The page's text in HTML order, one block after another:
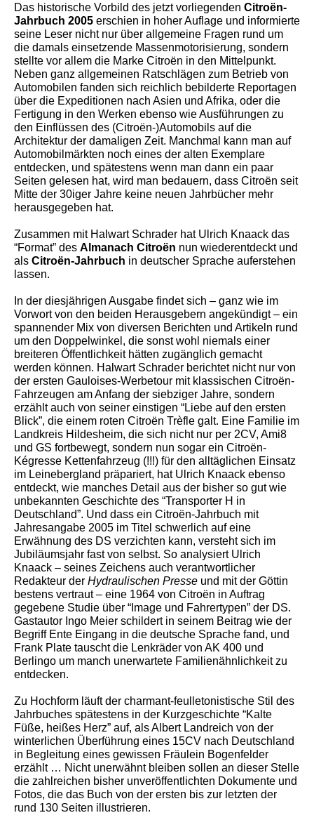
Das historische Vorbild des jetzt vorliegenden Citroën-
Jahrbuch 2005 erschien in hoher Auflage und informierte
seine Leser nicht nur über allgemeine Fragen rund um
die damals einsetzende Massenmotorisierung, sondern
stellte vor allem die Marke Citroën in den Mittelpunkt.
Neben ganz allgemeinen Ratschlägen zum Betrieb von
Automobilen fanden sich reichlich bebilderte Reportagen
über die Expeditionen nach Asien und Afrika, oder die
Fertigung in den Werken ebenso wie Ausführungen zu
den Einflüssen des (Citroën-)Automobils auf die
Architektur der damaligen Zeit. Manchmal kann man auf
Automobilmärkten noch eines der alten Exemplare
entdecken, und spätestens wenn man dann ein paar
Seiten gelesen hat, wird man bedauern, dass Citroën seit
Mitte der 30iger Jahre keine neuen Jahrbücher mehr
herausgegeben hat.
Zusammen mit Halwart Schrader hat Ulrich Knaack das
“Format” des Almanach Citroën nun wiederentdeckt und
als Citroën-Jahrbuch in deutscher Sprache auferstehen
lassen.
In der diesjährigen Ausgabe findet sich – ganz wie im
Vorwort von den beiden Herausgebern angekündigt – ein
spannender Mix von diversen Berichten und Artikeln rund
um den Doppelwinkel, die sonst wohl niemals einer
breiteren Öffentlichkeit hätten zugänglich gemacht
werden können. Halwart Schrader berichtet nicht nur von
der ersten Gauloises-Werbetour mit klassischen Citroën-
Fahrzeugen am Anfang der siebziger Jahre, sondern
erzählt auch von seiner einstigen “Liebe auf den ersten
Blick”, die einem roten Citroën Trèfle galt. Eine Familie im
Landkreis Hildesheim, die sich nicht nur per 2CV, Ami8
und GS fortbewegt, sondern nun sogar ein Citroën-
Kégresse Kettenfahrzeug (!!!) für den alltäglichen Einsatz
im Leinebergland präpariert, hat Ulrich Knaack ebenso
entdeckt, wie manches Detail aus der bisher so gut wie
unbekannten Geschichte des “Transporter H in
Deutschland”. Und dass ein Citroën-Jahrbuch mit
Jahresangabe 2005 im Titel schwerlich auf eine
Erwähnung des DS verzichten kann, versteht sich im
Jubiläumsjahr fast von selbst. So analysiert Ulrich
Knaack – seines Zeichens auch verantwortlicher
Redakteur der Hydraulischen Presse und mit der Göttin
bestens vertraut – eine 1964 von Citroën in Auftrag
gegebene Studie über “Image und Fahrertypen” der DS.
Gastautor Ingo Meier schildert in seinem Beitrag wie der
Begriff Ente Eingang in die deutsche Sprache fand, und
Frank Plate tauscht die Lenkräder von AK 400 und
Berlingo um manch unerwartete Familienähnlichkeit zu
entdecken.
Zu Hochform läuft der charmant-feulletonistische Stil des
Jahrbuches spätestens in der Kurzgeschichte “Kalte
Füße, heißes Herz” auf, als Albert Landreich von der
winterlichen Überführung eines 15CV nach Deutschland
in Begleitung eines gewissen Fräulein Bogenfelder
erzählt … Nicht unerwähnt bleiben sollen an dieser Stelle
die zahlreichen bisher unveröffentlichten Dokumente und
Fotos, die das Buch von der ersten bis zur letzten der
rund 130 Seiten illustrieren.